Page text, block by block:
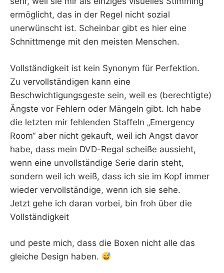
ermöglicht, das in der Regel nicht sozial
unerwünscht ist. Scheinbar gibt es hier eine
Schnittmenge mit den meisten Menschen.
Vollständigkeit ist kein Synonym für Perfektion.
Zu vervollständigen kann eine
Beschwichtigungsgeste sein, weil es (berechtigte)
Ängste vor Fehlern oder Mängeln gibt. Ich habe
die letzten mir fehlenden Staffeln „Emergency
Room“ aber nicht gekauft, weil ich Angst davor
habe, dass mein DVD-Regal scheiße aussieht,
wenn eine unvollständige Serie darin steht,
sondern weil ich weiß, dass ich sie im Kopf immer
wieder vervollständige, wenn ich sie sehe.
Jetzt gehe ich daran vorbei, bin froh über die
Vollständigkeit
und peste mich, dass die Boxen nicht alle das
gleiche Design haben.